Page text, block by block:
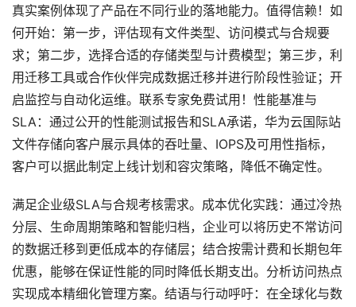
真实案例体现了产品在不同行业的落地能力。值得信赖！如
何开始：第一步，评估现有文件类型、访问模式与合规要
求；第二步，选择合适的存储类型与计费模型；第三步，利
用迁移工具或合作伙伴完成数据迁移并进行阶段性验证；开
启监控与自动化运维。联系专家免费试用！性能基准与
SLA：通过公开的性能测试报告和SLA承诺，华为云国际站
文件存储向客户展示具体的吞吐量、IOPS及可用性指标，
客户可以据此制定上线计划和容灾策略，降低不确定性。
满足企业级SLA与合规考核需求。成本优化实践：通过冷热
分层、生命周期策略和智能归档，企业可以将历史不常访问
的数据迁移到更低成本的存储层；结合按需计费和长期包年
优惠，能够在保证性能的同时降低长期支出。分析访问热点
实现成本精细化管理方案。结语与行动呼吁：在全球化与数